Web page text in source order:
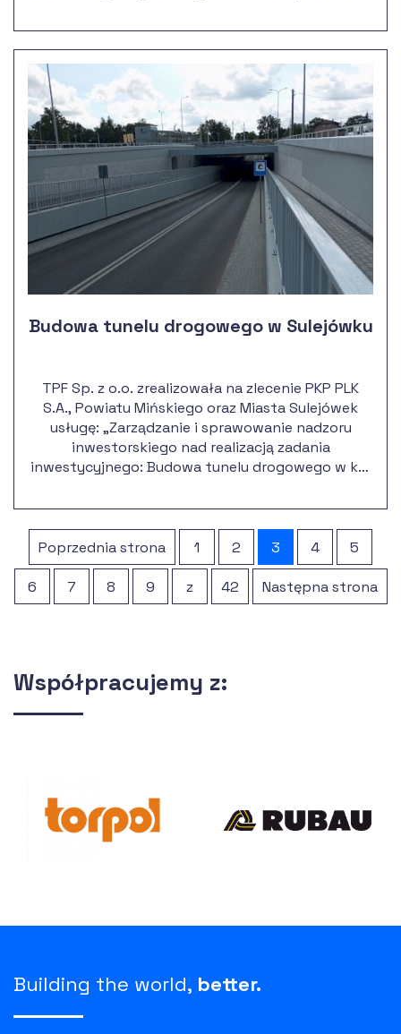
Okuniewską w Warszawie, wraz z budową układu
drogowego w Dzielnicy Wesoła i jednoczesną
likwidacją przejazdu kolejowego (km 16,300 linii
kolejowej nr 2 Warszawa Zachodnia – Terespol) w
poziomie szyn.”
Budowa tunelu drogowego w Sulejówku
TPF Sp. z o.o. zrealizowała na zlecenie PKP PLK
S.A., Powiatu Mińskiego oraz Miasta Sulejówek
usługę: „Zarządzanie i sprawowanie nadzoru
inwestorskiego nad realizacją zadania
inwestycyjnego: Budowa tunelu drogowego w km
Terespol na skrzyżowaniu z drogą powiatową nr
2284W w mieście Sulejówek".
Poprzednia strona
1 2 3 4 5
6 7 8 9 z 42 Następna strona
Współpracujemy z:
Building the world, better.